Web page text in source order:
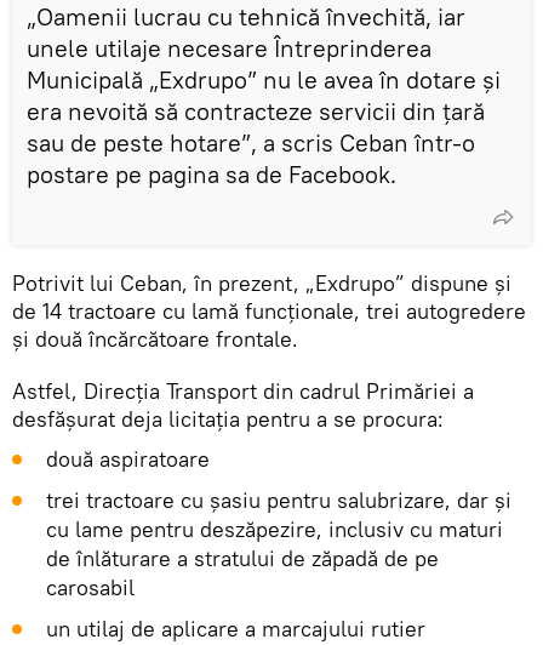
„Oamenii lucrau cu tehnică învechită, iar
unele utilaje necesare Întreprinderea
Municipală „Exdrupo” nu le avea în dotare și
era nevoită să contracteze servicii din țară
sau de peste hotare”, a scris Ceban într-o
postare pe pagina sa de Facebook.
Potrivit lui Ceban, în prezent, „Exdrupo” dispune și
de 14 tractoare cu lamă funcționale, trei autogredere
și două încărcătoare frontale.
Astfel, Direcția Transport din cadrul Primăriei a
desfășurat deja licitația pentru a se procura:
două aspiratoare
trei tractoare cu șasiu pentru salubrizare, dar și
cu lame pentru deszăpezire, inclusiv cu maturi
de înlăturare a stratului de zăpadă de pe
carosabil
un utilaj de aplicare a marcajului rutier